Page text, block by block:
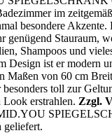
im
besondere
genügend Stauraum,
Shampoos und
Design ist er modern
Maßen von 60 cm
toll zur
erstrahlen. Zzgl.
geliefert.